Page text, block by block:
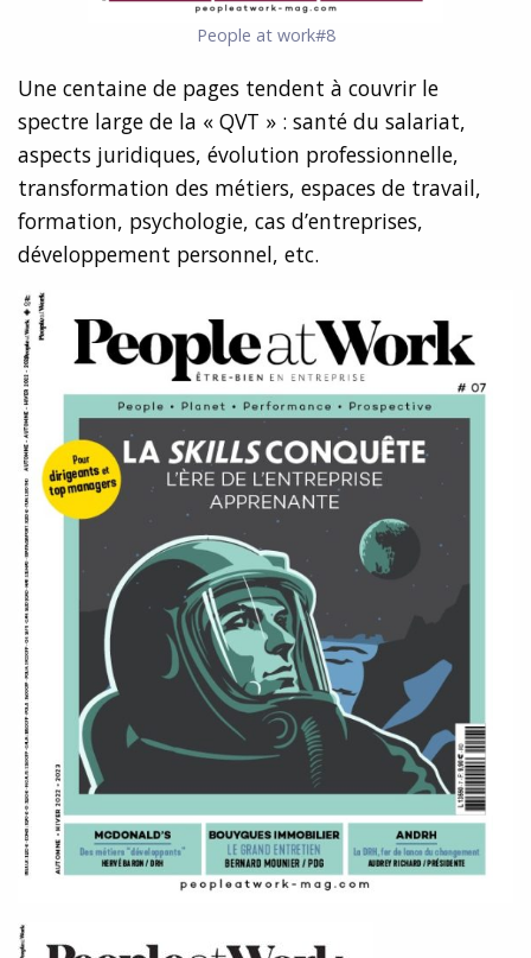
People at work#8
Une centaine de pages tendent à couvrir le
spectre large de la « QVT » : santé du salariat,
aspects juridiques, évolution professionnelle,
transformation des métiers, espaces de travail,
formation, psychologie, cas d’entreprises,
développement personnel, etc.